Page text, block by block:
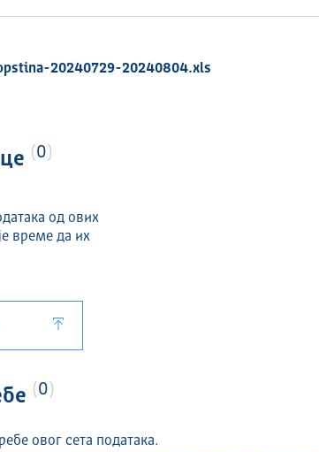
20240729-20240804.xls
0
од ових
време да их
0
овог сета података.